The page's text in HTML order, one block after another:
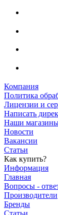
Компания
Политика
Лицензии и
Написать
Наши
Новости
Вакансии
Статьи
Как купить?
Информация
Главная
Вопросы -
Производители
Бренды
Статьи